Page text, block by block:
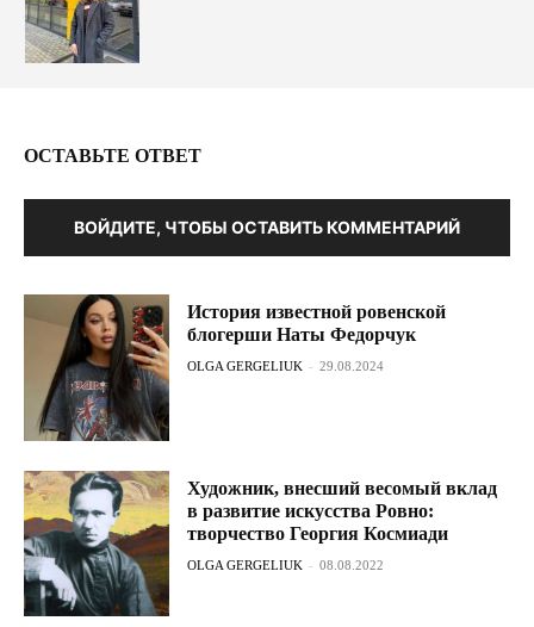
ОСТАВЬТЕ ОТВЕТ
ВОЙДИТЕ, ЧТОБЫ ОСТАВИТЬ КОММЕНТАРИЙ
История известной ровенской
блогерши Наты Федорчук
OLGA GERGELIUK - 29.08.2024
Художник, внесший весомый вклад
в развитие искусства Ровно:
творчество Георгия Космиади
OLGA GERGELIUK - 08.08.2022